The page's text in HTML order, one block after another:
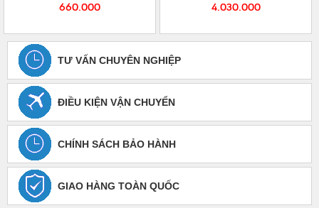
660.000 4.030.000
TƯ VẤN CHUYÊN NGHIỆP
ĐIỀU KIỆN VẬN CHUYỂN
CHÍNH SÁCH BẢO HÀNH
GIAO HÀNG TOÀN QUỐC